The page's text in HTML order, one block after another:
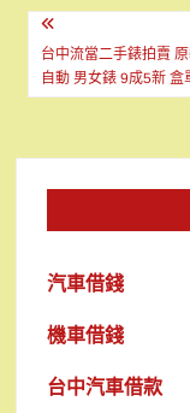
文
章
導
覽
台中流當二手錶拍賣
自動 男女錶 9成5新 盒
汽車借錢
機車借錢
台中汽車借款